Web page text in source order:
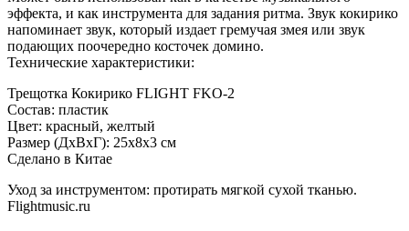
эффекта, и как инструмента для задания ритма. Звук кокирико
напоминает звук, который издает гремучая змея или звук
подающих поочередно косточек домино.
Технические характеристики:
Трещотка Кокирико FLIGHT FKO-2
Состав: пластик
Цвет: красный, желтый
Размер (ДхВхГ): 25х8х3 см
Сделано в Китае
Уход за инструментом: протирать мягкой сухой тканью.
Flightmusic.ru